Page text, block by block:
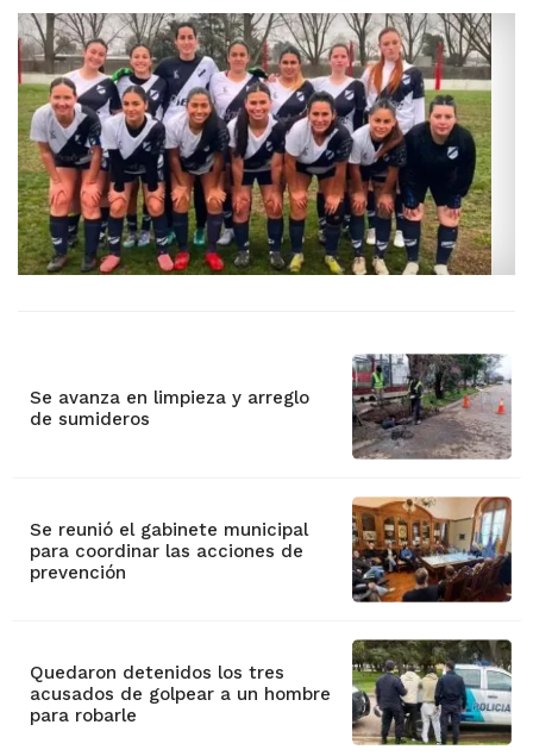
Se avanza en limpieza y arreglo
de sumideros
Se reunió el gabinete municipal
para coordinar las acciones de
prevención
Quedaron detenidos los tres
acusados de golpear a un hombre
para robarle